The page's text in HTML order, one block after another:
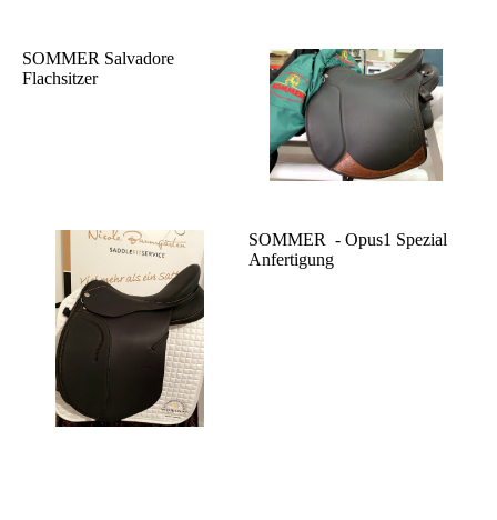
SOMMER Salvadore
Flachsitzer
SOMMER - Opus1 Spezial
Anfertigung